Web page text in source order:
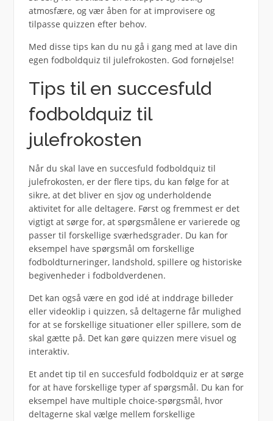
atmosfære, og vær åben for at improvisere og
tilpasse quizzen efter behov.
Med disse tips kan du nu gå i gang med at lave din
egen fodboldquiz til julefrokosten. God fornøjelse!
Tips til en succesfuld
fodboldquiz til
julefrokosten
Når du skal lave en succesfuld fodboldquiz til
julefrokosten, er der flere tips, du kan følge for at
sikre, at det bliver en sjov og underholdende
aktivitet for alle deltagere. Først og fremmest er det
vigtigt at sørge for, at spørgsmålene er varierede og
passer til forskellige sværhedsgrader. Du kan for
eksempel have spørgsmål om forskellige
fodboldturneringer, landshold, spillere og historiske
begivenheder i fodboldverdenen.
Det kan også være en god idé at inddrage billeder
eller videoklip i quizzen, så deltagerne får mulighed
for at se forskellige situationer eller spillere, som de
skal gætte på. Det kan gøre quizzen mere visuel og
interaktiv.
Et andet tip til en succesfuld fodboldquiz er at sørge
for at have forskellige typer af spørgsmål. Du kan for
eksempel have multiple choice-spørgsmål, hvor
deltagerne skal vælge mellem forskellige